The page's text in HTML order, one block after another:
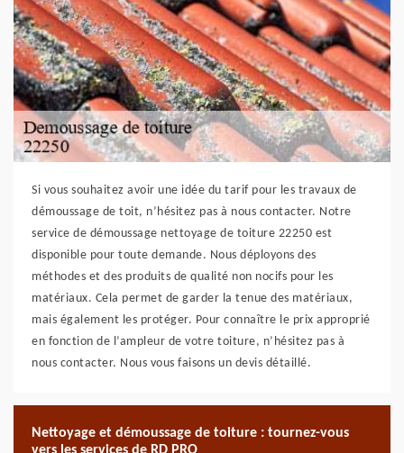
Si vous souhaitez avoir une idée du tarif pour les travaux de
démoussage de toit, n’hésitez pas à nous contacter. Notre
service de démoussage nettoyage de toiture 22250 est
disponible pour toute demande. Nous déployons des
méthodes et des produits de qualité non nocifs pour les
matériaux. Cela permet de garder la tenue des matériaux,
mais également les protéger. Pour connaître le prix approprié
en fonction de l’ampleur de votre toiture, n’hésitez pas à
nous contacter. Nous vous faisons un devis détaillé.
Nettoyage et démoussage de toiture : tournez-vous